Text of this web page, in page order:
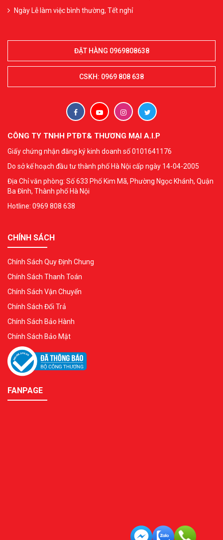
Ngày Lễ làm việc bình thường, Tết nghỉ
ĐẶT HÀNG 0969808638
CSKH: 0969 808 638
CÔNG TY TNHH PTĐT& THƯƠNG MẠI A.I.P
Giấy chứng nhận đăng ký kinh doanh số 0101641176
Do sở kế hoạch đầu tư thành phố Hà Nội cấp ngày 14-04-2005
Địa Chỉ văn phòng: Số 633 Phố Kim Mã, Phường Ngọc Khánh, Quận
Ba Đình, Thành phố Hà Nội
Hotline: 0969 808 638
CHÍNH SÁCH
Chính Sách Quy Định Chung
Chính Sách Thanh Toán
Chính Sách Vận Chuyển
Chính Sách Đổi Trả
Chính Sách Bảo Hành
Chính Sách Bảo Mật
FANPAGE